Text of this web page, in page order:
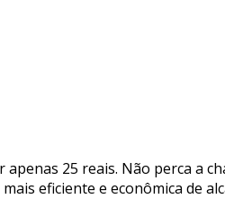
25 reais. Não perca a
eficiente e econômica de